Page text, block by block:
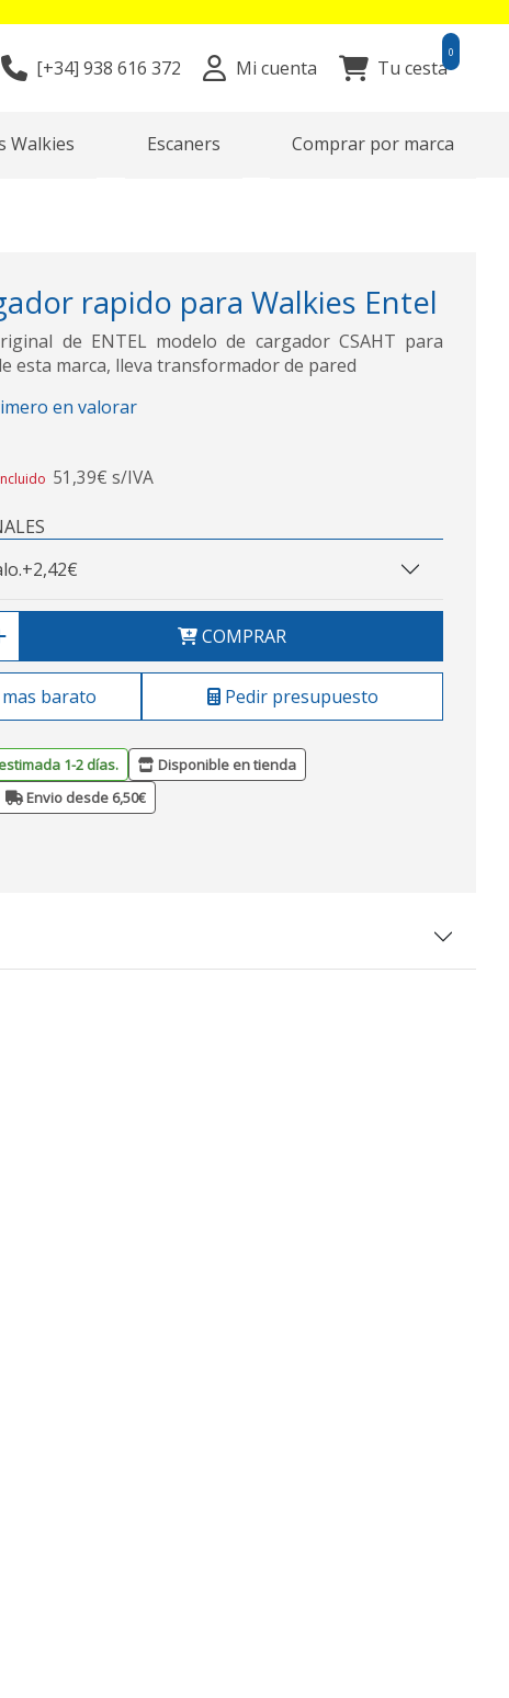
[+34] 938 616 372 Mi cuenta Tu cesta
0
Walkies Escaners Comprar por marca
rapido para Walkies Entel
de ENTEL modelo de cargador CSAHT para
esta marca, lleva transformador de pared
en valorar
51,39€ s/IVA
+2,42€
COMPRAR
barato Pedir presupuesto
1-2 días.
Disponible en tienda
Envio desde 6,50€